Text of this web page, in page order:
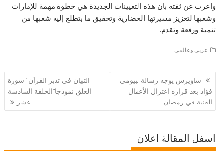
واعرب عن ثقته بان هذه التعيينات الجديدة هي خطوة مهمة للإمارات
وشعبها لتعزيز مسيرتها الحضارية وتحقيق ما يتطلع إليه شعبها من
تنمية ورفعة وتقدم.
عربي وعالمي
تصفّح
المقالات
ساويرس يوجه رسالة لبيومي
فؤاد بعد قراره اعتزال الأعمال
الفنية في رمضان
التبيان في تدبر القرآن” سورة
العلق نموذجا”الحلقة السادسة
عشر
اسفل المقالة اعلان